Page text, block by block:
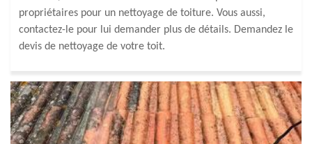
propriétaires pour un nettoyage de toiture. Vous aussi,
contactez-le pour lui demander plus de détails. Demandez le
devis de nettoyage de votre toit.